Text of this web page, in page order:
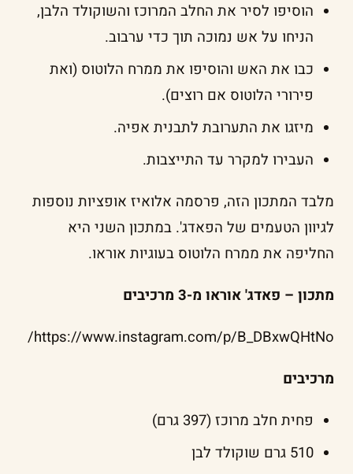
הוסיפו לסיר את החלב המרוכז והשוקולד הלבן,
הניחו על אש נמוכה תוך כדי ערבוב.
כבו את האש והוסיפו את ממרח הלוטוס (ואת
פירורי הלוטוס אם רוצים).
מיזגו את התערובת לתבנית אפיה.
העבירו למקרר עד התייצבות.
מלבד המתכון הזה, פרסמה אלואיז אופציות נוספות
לגיוון הטעמים של הפאדג'. במתכון השני היא
החליפה את ממרח הלוטוס בעוגיות אוראו.
מתכון – פאדג' אוראו מ-3 מרכיבים
https://www.instagram.com/p/B_DBxwQHtNo/
מרכיבים
פחית חלב מרוכז (397 גרם)
510 גרם שוקולד לבן